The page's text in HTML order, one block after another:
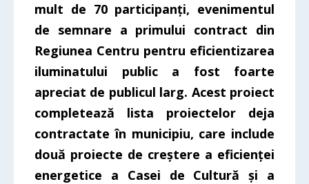
mult de 70 participanți, evenimentul
de semnare a primului contract din
Regiunea Centru pentru eficientizarea
iluminatului public a fost foarte
apreciat de publicul larg. Acest proiect
completează lista proiectelor deja
contractate în municipiu, care include
două proiecte de creștere a eficienței
energetice a Casei de Cultură și a